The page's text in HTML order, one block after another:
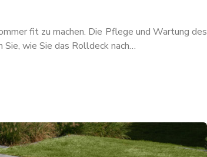
fit zu machen. Die Pflege und Wartung des
wie Sie das Rolldeck nach…